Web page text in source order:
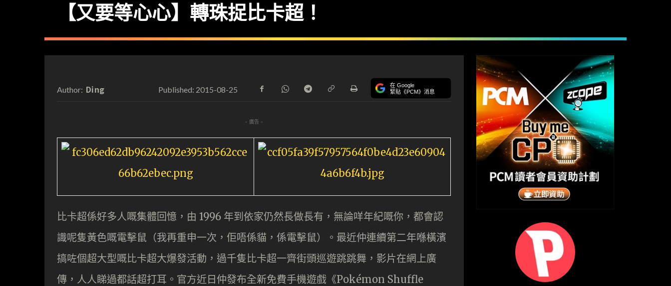
【又要等心心】轉珠捉比卡超！
Author: Ding Published: 2015-08-25 在 Google
緊貼《PCM》消息
- 廣告 -
比卡超係好多人嘅集體回憶，由 1996 年到依家仍然長做長有，無論咩年紀嘅你，都會認
識呢隻黃色嘅電擊鼠（我再重申一次，佢唔係貓，係電擊鼠）。最近仲連續第二年喺橫濱
搞咗個超大型嘅比卡超大爆發活動，過千隻比卡超一齊街頭巡遊跳跳舞，影片在網上廣
傳，人人睇過都話超打耳。官方近日仲發布全新免費手機遊戲《Pokémon Shuffle